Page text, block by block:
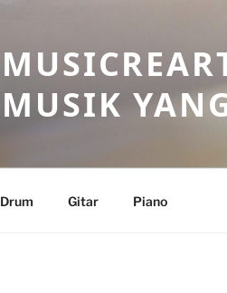
MUSIK
Drum Gitar Piano